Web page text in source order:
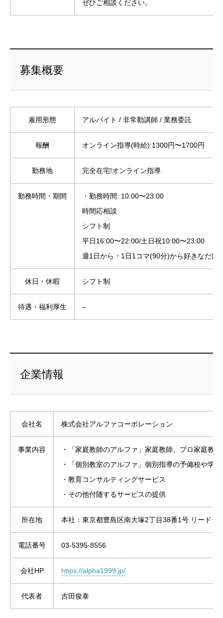
ぜひご相談ください。
募集概要
雇用形態 アルバイト / 非常勤講師 / 業務委託
報酬 オンライン指導(時給):1300円〜1700円
勤務地 完全在宅!オンライン指導
勤務時間・期間
・勤務時間: 10:00〜23:00
時間応相談
シフト制
平日16:00〜22:00/土日祝10:00〜23:00
週1日から・1日1コマ(90分)から好きなだけ
休日・休暇 シフト制
待遇・福利厚生 –
企業情報
会社名 株式会社アルファコーポレーション
事業内容
・「家庭教師のアルファ」家庭教師、プロ家庭教
・「個別教室のアルファ」個別指導の予備校や学
・教育コンサルティングサービス
・その他付随するサービスの提供
所在地 本社：東京都豊島区南大塚2丁目38番1号 リードシ
電話番号 03-5395-8556
会社HP https://alpha1999.jp/
代表者 吉田俊泰